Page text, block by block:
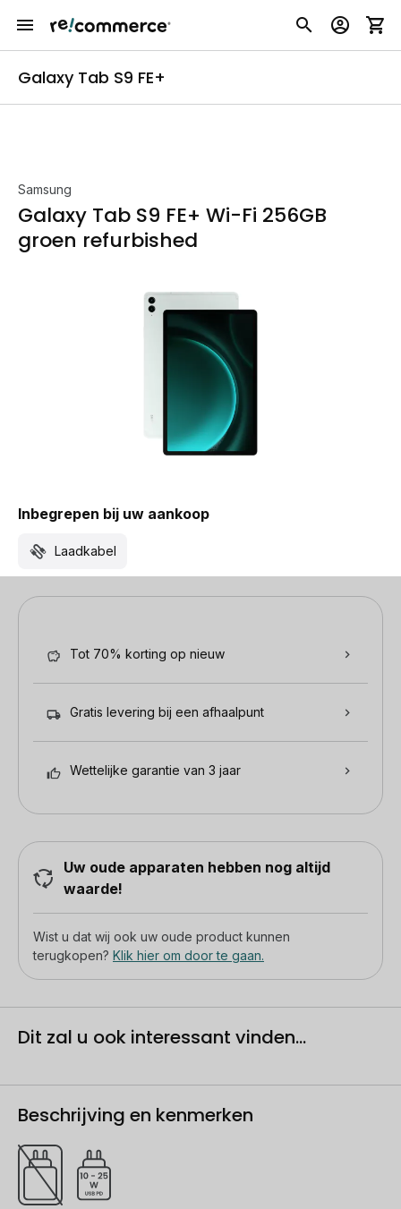
Galaxy Tab S9 FE+
Samsung
Galaxy Tab S9 FE+ Wi-Fi 256GB
groen refurbished
Inbegrepen bij uw aankoop
Laadkabel
Tot 70% korting op nieuw
Gratis levering bij een afhaalpunt
Wettelijke garantie van 3 jaar
Uw oude apparaten hebben nog altijd
waarde!
Wist u dat wij ook uw oude product kunnen
terugkopen? Klik hier om door te gaan.
Dit zal u ook interessant vinden...
Beschrijving en kenmerken